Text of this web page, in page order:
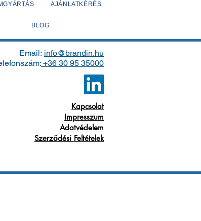
AJÁNLATKÉRÉS
BLOG
Email: info@brandin.hu
+36 30 95 35000
Kapcsolat
Impresszum
Adatvédelem
Szerződési Feltételek